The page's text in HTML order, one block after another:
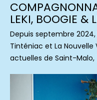
LEKI, BOOGIE &
Depuis septembre
Tinténiac et La Nouvelle
actuelles de Saint-Malo,